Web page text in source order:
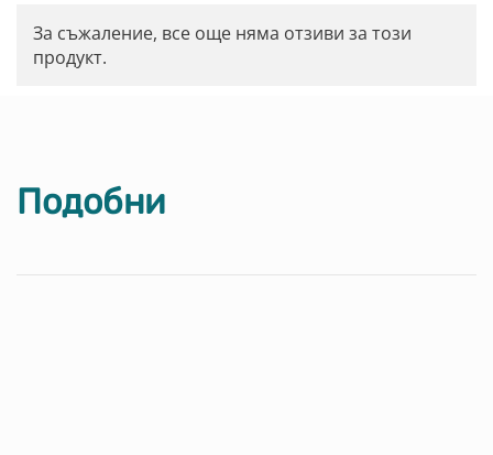
За съжаление, все още няма отзиви за този
продукт.
Подобни